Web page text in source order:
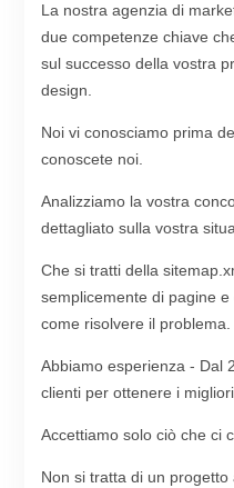
La nostra agenzia di
due competenze chiave
sul successo della vostra
design.
Noi vi conosciamo prima
conoscete noi.
Analizziamo la vostra
dettagliato sulla vostra
Che si tratti della
semplicemente di pagine
come risolvere il problema.
Abbiamo esperienza - Dal
clienti per ottenere i
Accettiamo solo ciò che ci
Non si tratta di un